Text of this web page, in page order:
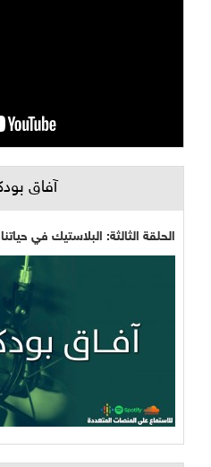
آفاق
الحلقة الثالثة: البلاستيك في